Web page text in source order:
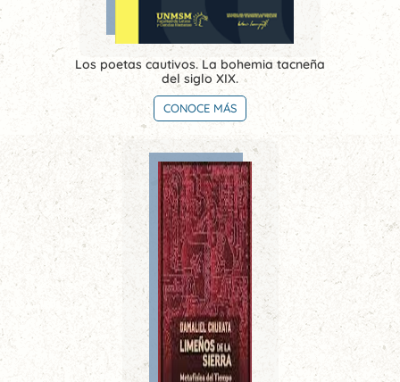
Los poetas cautivos. La bohemia tacneña
del siglo XIX.
CONOCE MÁS